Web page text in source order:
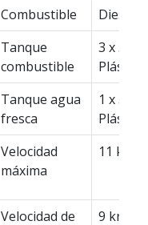
Combustible
Diesel
Tanque
combustible
3 x 300 l
Plástico
Tanque agua
fresca
1 x 500 l
Plástico
Velocidad
máxima
11 kn
Velocidad de 9 kn